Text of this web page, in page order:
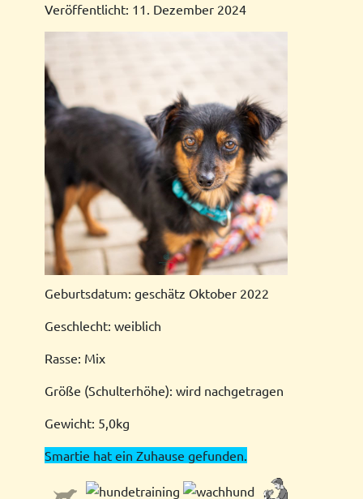
Veröffentlicht: 11. Dezember 2024
Geburtsdatum: geschätz Oktober 2022
Geschlecht: weiblich
Rasse: Mix
Größe (Schulterhöhe): wird nachgetragen
Gewicht: 5,0kg
Smartie hat ein Zuhause gefunden.